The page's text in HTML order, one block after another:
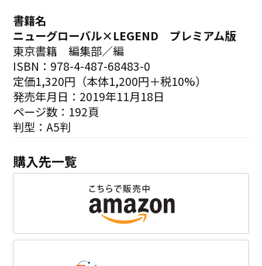
書籍名
ニューグローバル×LEGEND プレミアム版
東京書籍 編集部／編
ISBN：978-4-487-68483-0
定価1,320円（本体1,200円＋税10%）
発売年月日：2019年11月18日
ページ数：192頁
判型：A5判
購入先一覧